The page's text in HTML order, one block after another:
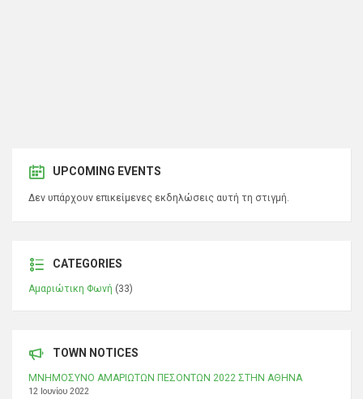
UPCOMING EVENTS
Δεν υπάρχουν επικείμενες εκδηλώσεις αυτή τη στιγμή.
CATEGORIES
Αμαριώτικη Φωνή (33)
TOWN NOTICES
ΜΝΗΜΟΣΥΝΟ ΑΜΑΡΙΩΤΩΝ ΠΕΣΟΝΤΩΝ 2022 ΣΤΗΝ ΑΘΗΝΑ
12 Ιουνίου 2022